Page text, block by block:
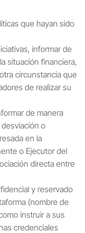
que hayan sido
informar de
situación financiera,
circunstancia que
de realizar su
de manera
o
en la
o Ejecutor del
directa entre
y reservado
(nombre de
instruir a sus
credenciales